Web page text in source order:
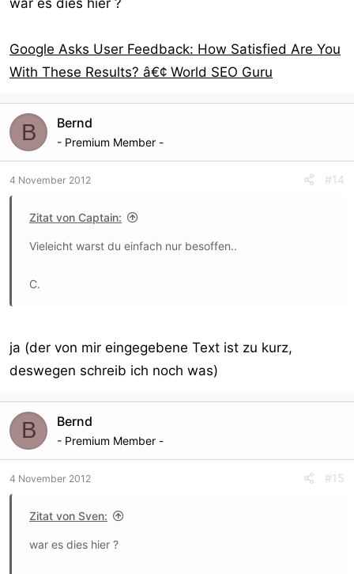
war es dies hier ?
Google Asks User Feedback: How Satisfied Are You
With These Results? â€¢ World SEO Guru
B Bernd
- Premium Member -
4 November 2012 #14
Zitat von Captain:
Vieleicht warst du einfach nur besoffen..
C.
ja (der von mir eingegebene Text ist zu kurz,
deswegen schreib ich noch was)
B Bernd
- Premium Member -
4 November 2012 #15
Zitat von Sven:
war es dies hier ?